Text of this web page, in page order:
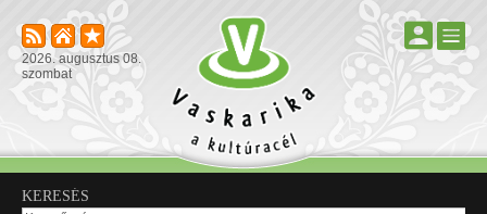
2026. augusztus 08.
szombat
KERESÉS